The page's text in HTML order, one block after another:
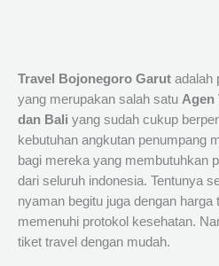
Travel Bojonegoro Garut adalah
yang merupakan salah satu Agen
dan Bali yang sudah cukup
kebutuhan angkutan penumpang
bagi mereka yang membutuhkan
dari seluruh indonesia. Tentunya
nyaman begitu juga dengan
memenuhi protokol kesehatan.
tiket travel dengan mudah.